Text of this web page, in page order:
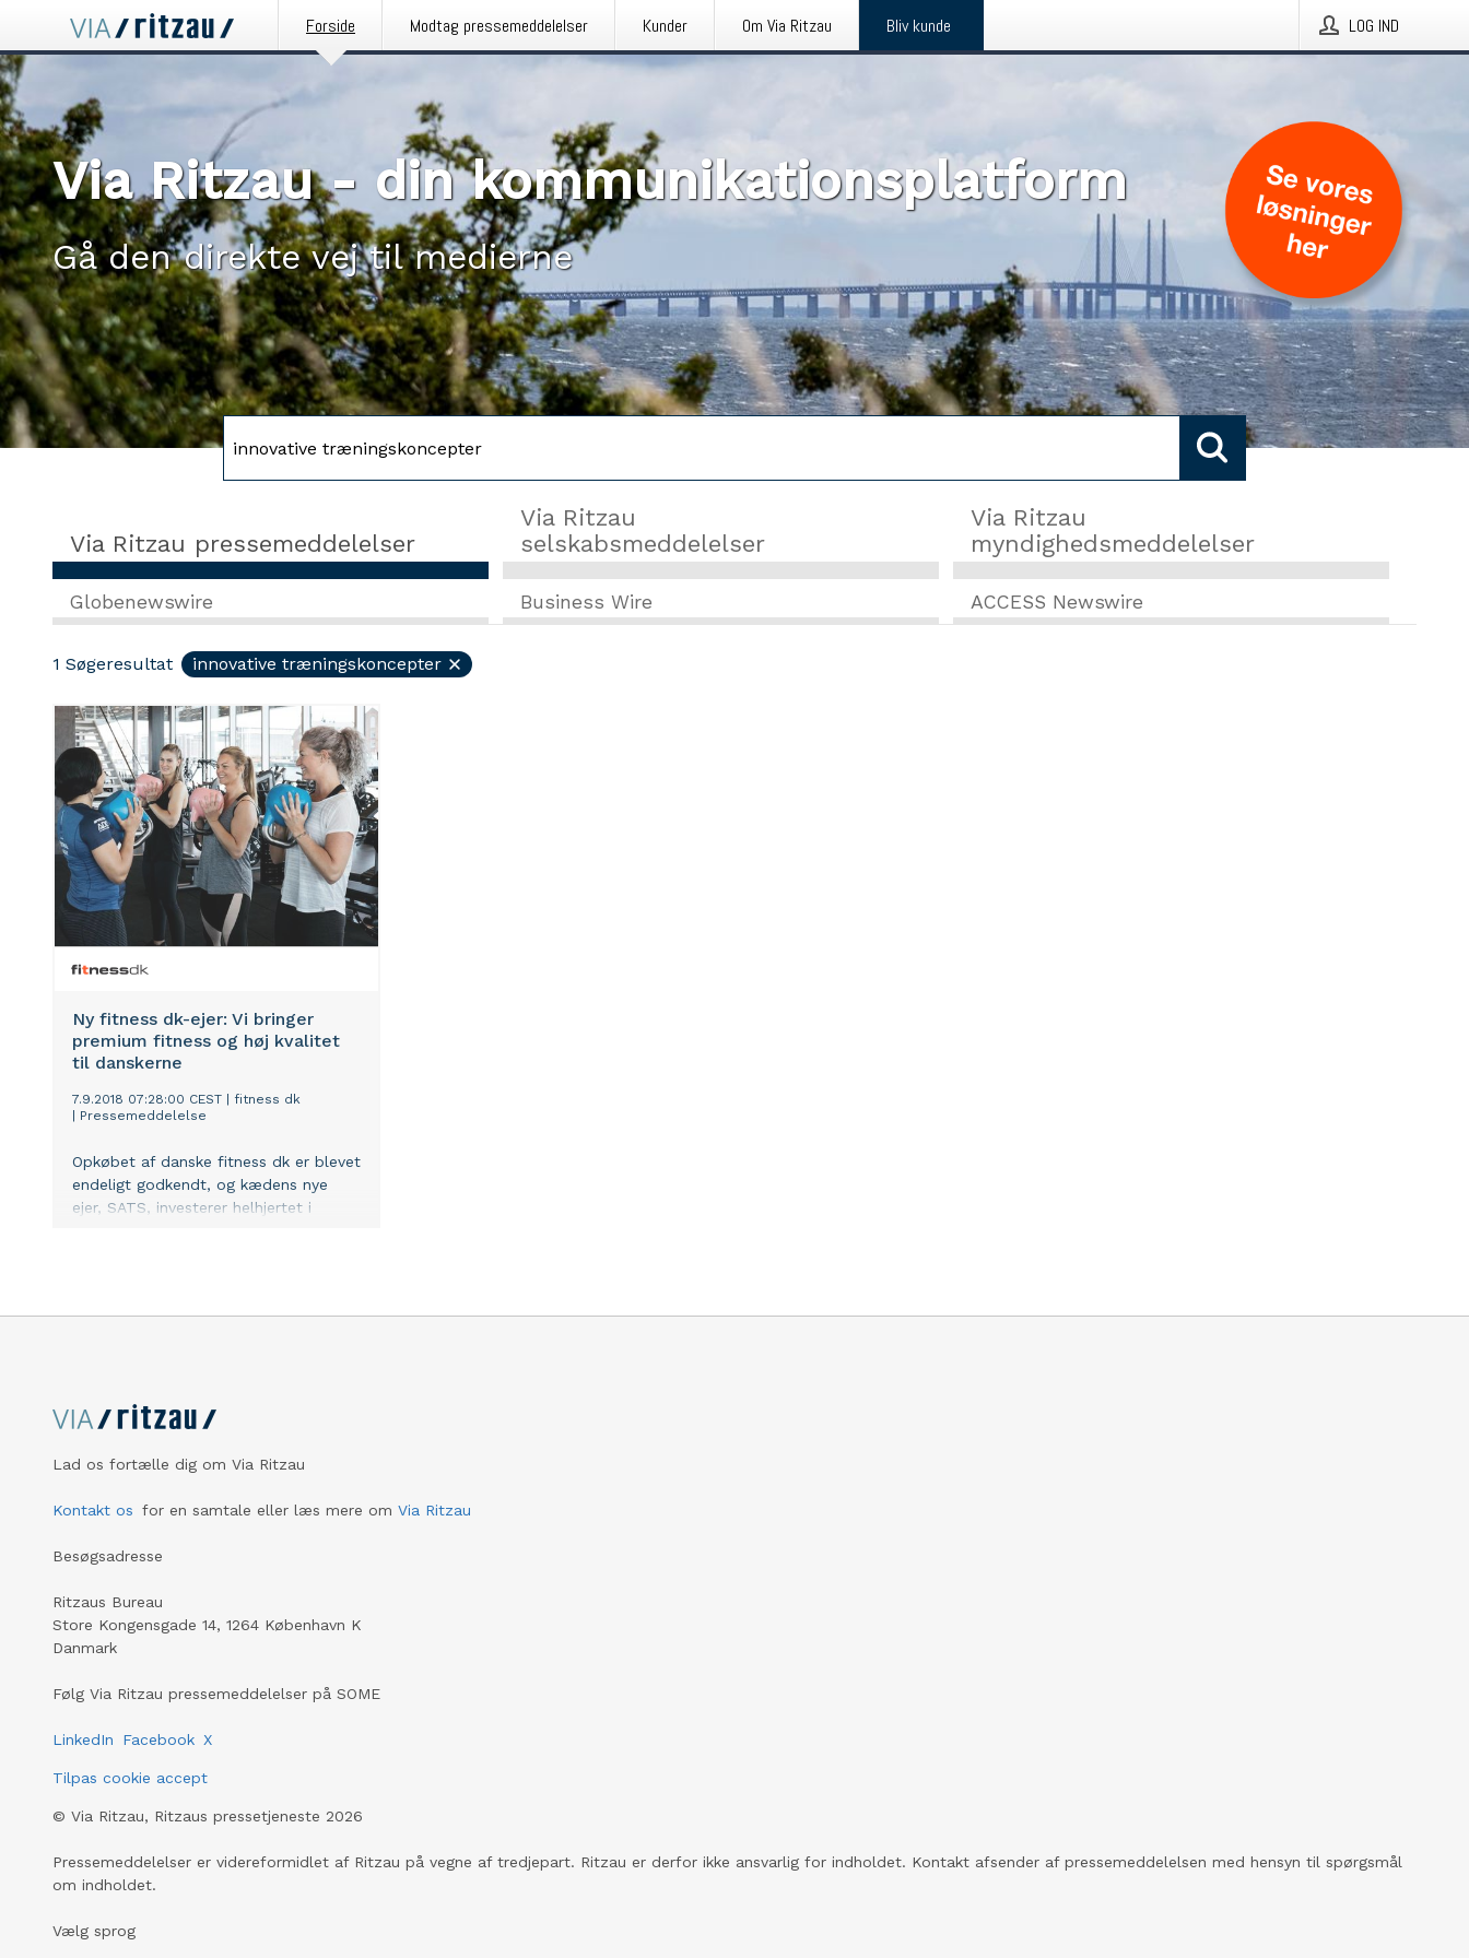
Forside Modtag pressemeddelelser Kunder Om Via Ritzau Bliv kunde LOG IND
Via Ritzau - din kommunikationsplatform
Gå den direkte vej til medierne
Via Ritzau pressemeddelelser
Via Ritzau
selskabsmeddelelser
Via Ritzau
myndighedsmeddelelser
Globenewswire Business Wire ACCESS Newswire
1 Søgeresultat innovative træningskoncepter
Ny fitness dk-ejer: Vi bringer
premium fitness og høj kvalitet
til danskerne
7.9.2018 07:28:00 CEST
fitness dk
Pressemeddelelse
Opkøbet af danske fitness dk er blevet
endeligt godkendt, og kædens nye
ejer, SATS, investerer helhjertet i
Lad os fortælle dig om Via Ritzau
Kontakt os for en samtale eller læs mere om Via Ritzau
Besøgsadresse
Ritzaus Bureau
Store Kongensgade 14, 1264 København K
Danmark
Følg Via Ritzau pressemeddelelser på SOME
LinkedIn Facebook X
Tilpas cookie accept
© Via Ritzau, Ritzaus pressetjeneste 2026
Pressemeddelelser er videreformidlet af Ritzau på vegne af tredjepart. Ritzau er derfor ikke ansvarlig for indholdet. Kontakt afsender af pressemeddelelsen med hensyn til spørgsmål
om indholdet.
Vælg sprog